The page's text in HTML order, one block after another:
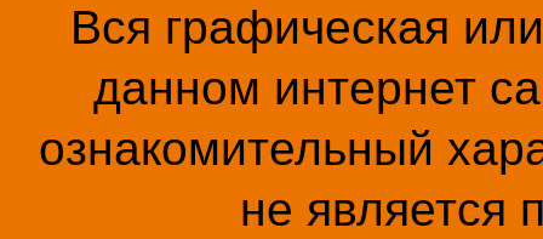
Вся графическая
данном интернет
ознакомительный
не является